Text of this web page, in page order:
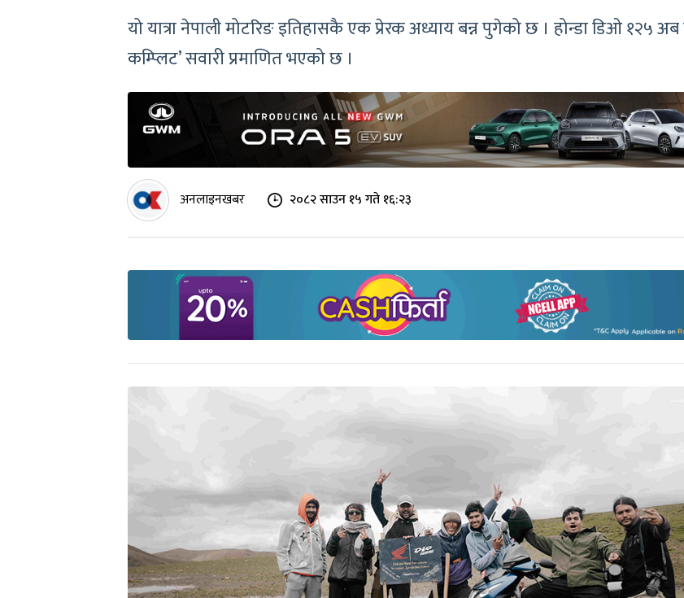
यो यात्रा नेपाली मोटरिङ इतिहासकै एक प्रेरक अध्याय बन्न पुगेको छ । होन्डा डिओ १२५
कम्प्लिट’ सवारी प्रमाणित भएको छ ।
अनलाइनखबर २०८२ साउन १५ गते १६:२३